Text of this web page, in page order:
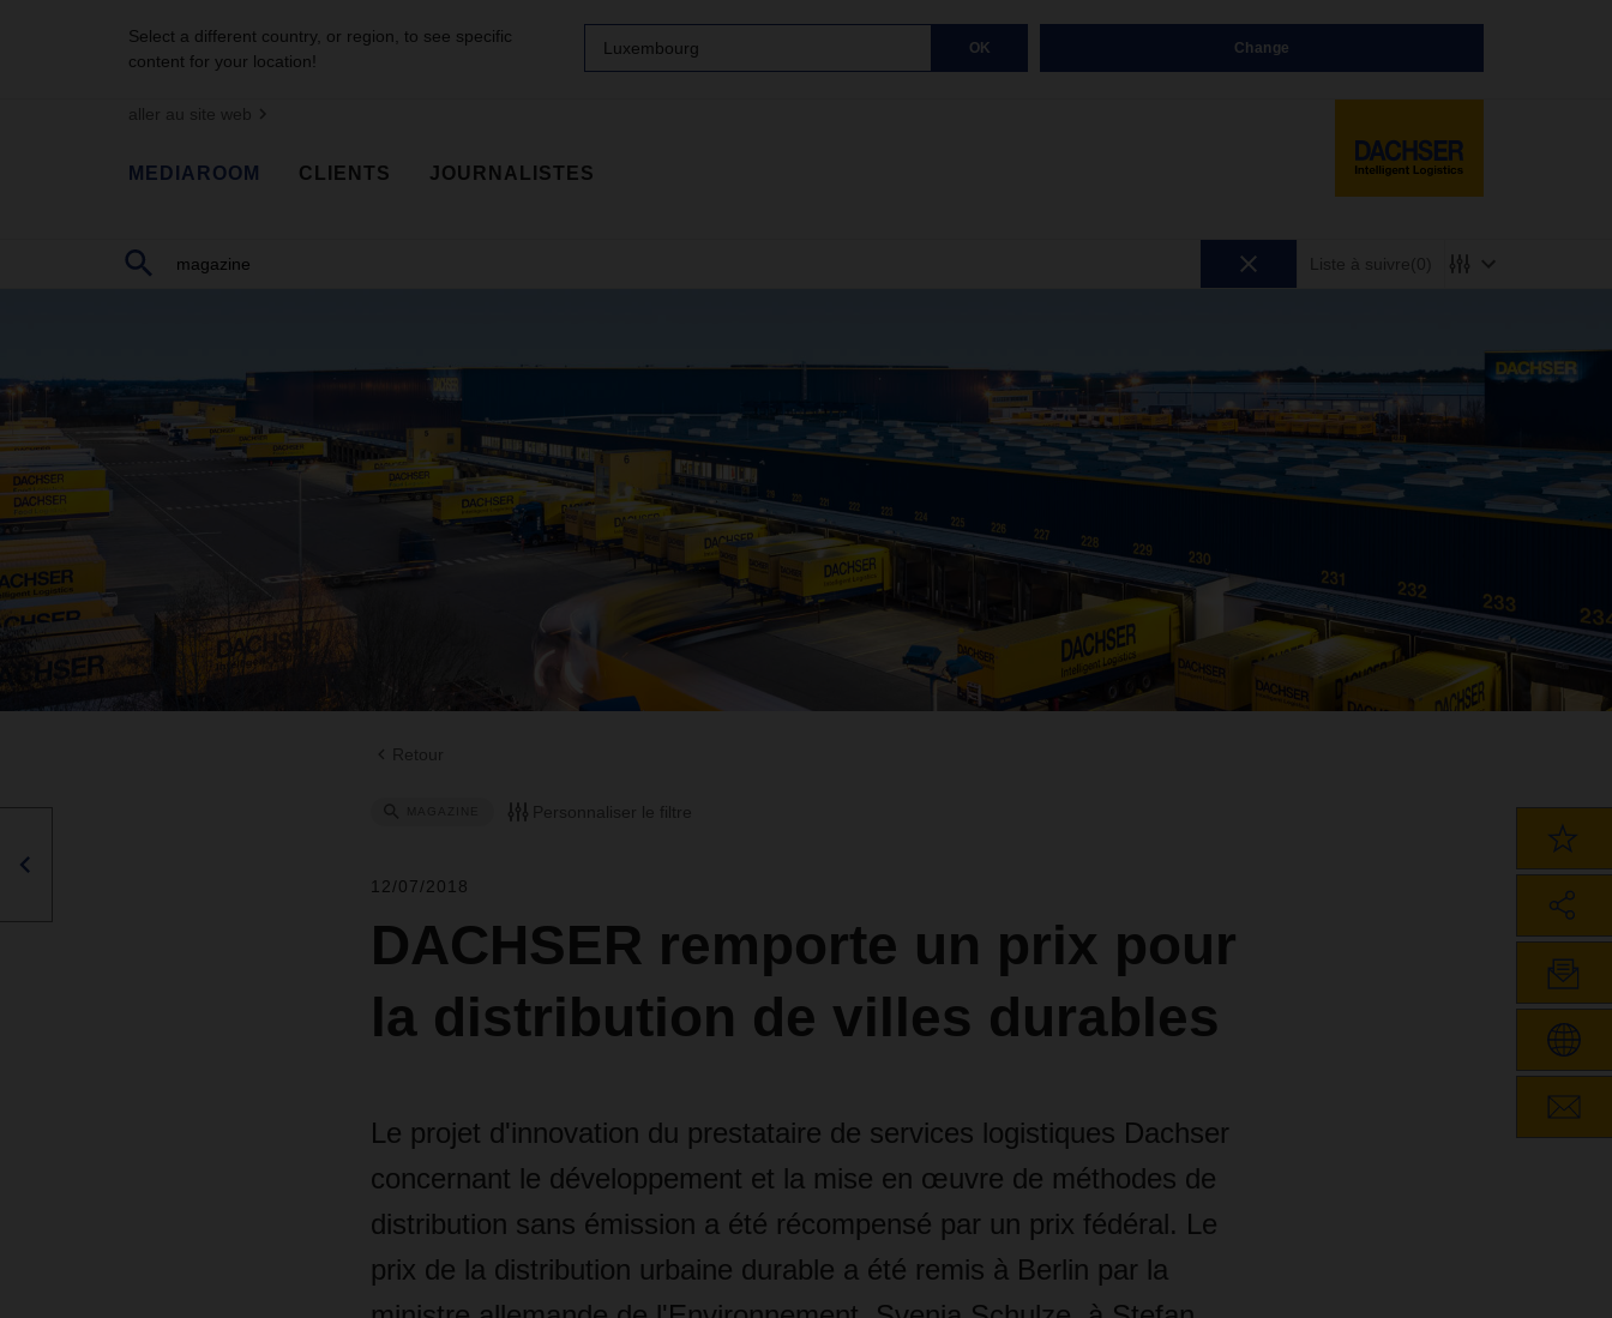
Select a different country, or region, to see specific
content for your location!
Luxembourg OK Change
aller au site web
MEDIAROOM CLIENTS JOURNALISTES
Liste à suivre(0)
Retour
Personnaliser le filtre
12/07/2018
DACHSER remporte un prix pour
la distribution de villes durables
Le projet d'innovation du prestataire de services logistiques Dachser
concernant le développement et la mise en œuvre de méthodes de
distribution sans émission a été récompensé par un prix fédéral. Le
prix de la distribution urbaine durable a été remis à Berlin par la